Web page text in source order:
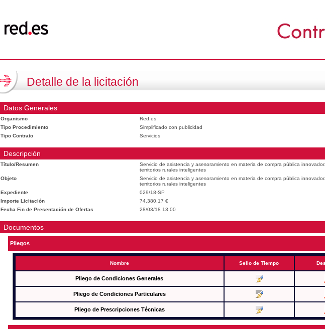
Detalle de la licitación
Datos Generales
Organismo
Red.es
Tipo Procedimiento
Simplificado con publicidad
Tipo Contrato
Servicios
Descripción
Título/Resumen
Servicio de asistencia y asesoramiento en materia de compra pública
territorios rurales inteligentes
Objeto
Servicio de asistencia y asesoramiento en materia de compra pública
territorios rurales inteligentes
Expediente
029/18-SP
Importe Licitación
74.380,17 €
Fecha Fin de Presentación de Ofertas
28/03/18 13:00
Documentos
Pliegos
Nombre Sello de Tiempo
Pliego de Condiciones Generales
Pliego de Condiciones Particulares
Pliego de Prescripciones Técnicas